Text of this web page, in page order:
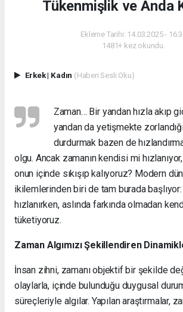
Tükenmişlik ve Anda
Ekleme Tarihi: 14.03.2025 -
1481+ kez okundu.
Erkek| Kadın (Haberi Sesli Oku)
Zaman… Bir yandan hızla akıp
yandan da yetişmekte
durdurmak bazen de
olgu. Ancak zamanın kendisi mi
onun içinde sıkışıp kalıyoruz? Modern
ikilemlerinden biri de tam burada
hızlanırken, aslında farkında olmadan
tüketiyoruz.
Zaman Algımızı Şekillendiren
İnsan zihni, zamanı objektif bir şekilde
olaylarla, içinde bulunduğu duygusal
süreçleriyle algılar. Yapılan araştırmalar,